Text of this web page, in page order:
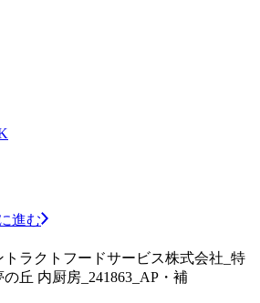
進む
トラクトフードサービス株式会社_特
丘 内厨房_241863_AP・補